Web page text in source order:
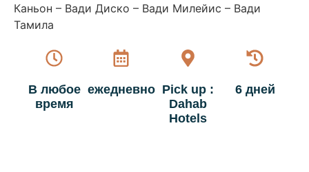
Каньон – Вади Диско – Вади Милейис – Вади
Тамила
В любое
время
ежедневно Pick up :
Dahab
Hotels
6 дней